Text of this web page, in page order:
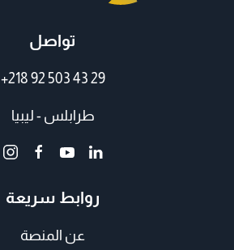
تواصل
+218 92 503 43 29
طرابلس - ليبيا
روابط سريعة
عن المنصة